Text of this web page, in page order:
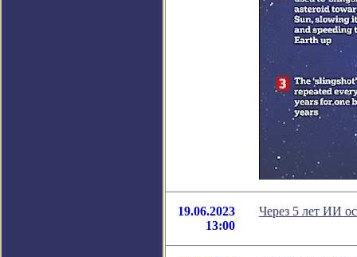
19.06.2023
13:00
Через 5 лет ИИ